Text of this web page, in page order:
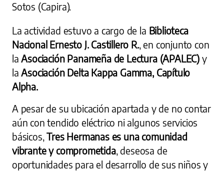
Sotos (Capira).
La actividad estuvo a cargo de la Biblioteca
Nacional Ernesto J. Castillero R., en conjunto con
laAsociación Panameña de Lectura (APALEC) y
laAsociación Delta Kappa Gamma, Capítulo
Alpha.
A pesar de su ubicación apartada y de no contar
aún con tendido eléctrico ni algunos servicios
básicos,Tres Hermanas es una comunidad
vibrante y comprometida, deseosa de
oportunidades para el desarrollo de sus niños y